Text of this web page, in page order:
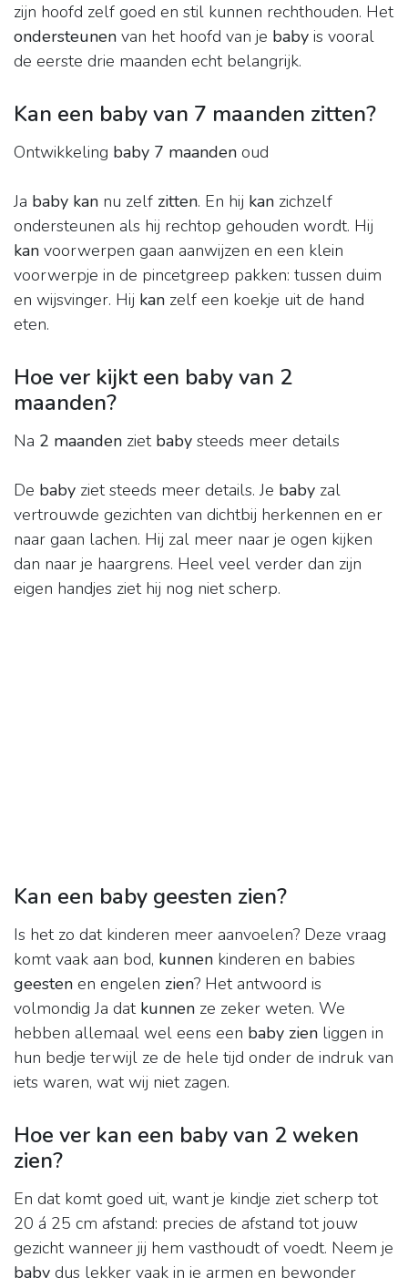
zijn hoofd zelf goed en stil kunnen rechthouden. Het
ondersteunen van het hoofd van je baby is vooral
de eerste drie maanden echt belangrijk.
Kan een baby van 7 maanden zitten?
Ontwikkeling baby 7 maanden oud
Ja baby kan nu zelf zitten. En hij kan zichzelf
ondersteunen als hij rechtop gehouden wordt. Hij
kan voorwerpen gaan aanwijzen en een klein
voorwerpje in de pincetgreep pakken: tussen duim
en wijsvinger. Hij kan zelf een koekje uit de hand
eten.
Hoe ver kijkt een baby van 2
maanden?
Na 2 maanden ziet baby steeds meer details
De baby ziet steeds meer details. Je baby zal
vertrouwde gezichten van dichtbij herkennen en er
naar gaan lachen. Hij zal meer naar je ogen kijken
dan naar je haargrens. Heel veel verder dan zijn
eigen handjes ziet hij nog niet scherp.
Kan een baby geesten zien?
Is het zo dat kinderen meer aanvoelen? Deze vraag
komt vaak aan bod, kunnen kinderen en babies
geesten en engelen zien? Het antwoord is
volmondig Ja dat kunnen ze zeker weten. We
hebben allemaal wel eens een baby zien liggen in
hun bedje terwijl ze de hele tijd onder de indruk van
iets waren, wat wij niet zagen.
Hoe ver kan een baby van 2 weken
zien?
En dat komt goed uit, want je kindje ziet scherp tot
20 á 25 cm afstand: precies de afstand tot jouw
gezicht wanneer jij hem vasthoudt of voedt. Neem je
baby dus lekker vaak in je armen en bewonder